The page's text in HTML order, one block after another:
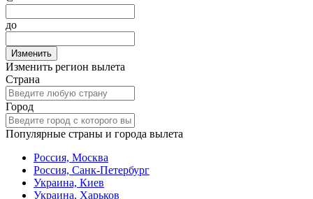
до
Изменить
Изменить регион вылета
Страна
Город
Популярные страны и города вылета
Россия, Москва
Россия, Санк-Петербург
Украина, Киев
Украина, Харьков